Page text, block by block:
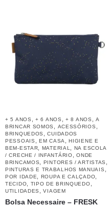
+ 5 ANOS ,+ 6 ANOS ,+ 8 ANOS ,A
BRINCAR SOMOS , ACESSÓRIOS ,
BRINQUEDOS ,CUIDADOS
PESSOAIS ,EM CASA,HIGIENE E
BEM-ESTAR, MATERIAL,
NA ESCOLA
/ CRECHE / INFANTÁRIO,ONDE
BRINCAMOS, PINTORES / ARTISTAS ,
PINTURAS E TRABALHOS MANUAIS ,
POR IDADE, ROUPA E CALÇADO,
TECIDO, TIPO DE BRINQUEDO,
UTILIDADES ,VIAGEM
Bolsa Necessaire – FRESK